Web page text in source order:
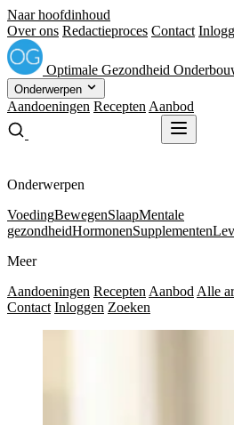
Naar hoofdinhoud
Over ons Redactieproces Contact
Optimale Gezondheid
Onderwerpen
Aandoeningen Recepten Aanbod
Onderwerpen
VoedingBewegenSlaapMentale
gezondheidHormonenSupplementen
Meer
Aandoeningen Recepten Aanbod Alle
Contact Inloggen Zoeken